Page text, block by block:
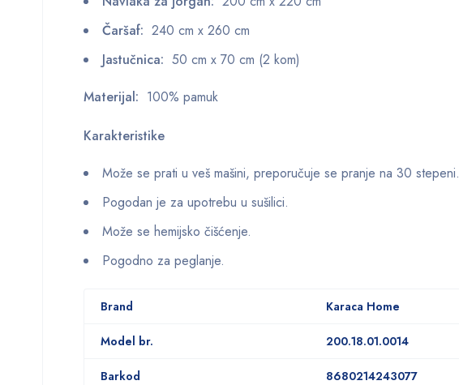
Čaršaf: 240 cm x 260 cm
Jastučnica: 50 cm x 70 cm (2 kom)
Materijal: 100% pamuk
Karakteristike
Može se prati u veš mašini, preporučuje se pranje na 30 stepeni.
Pogodan je za upotrebu u sušilici.
Može se hemijsko čišćenje.
Pogodno za peglanje.
Brand Karaca Home
Model br. 200.18.01.0014
Barkod 8680214243077